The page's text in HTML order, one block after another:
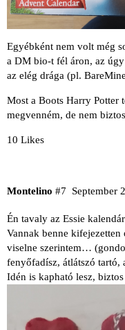
Egyébként nem volt még
a DM bio-t fél áron, az
az elég drága (pl.
Most a Boots Harry Potter
megvenném, de nem
10 Likes
Montelino September
#7
Én tavaly az Essie
Vannak benne
viselne szerintem…
fenyőfadísz, átlátszó
Idén is kapható lesz,